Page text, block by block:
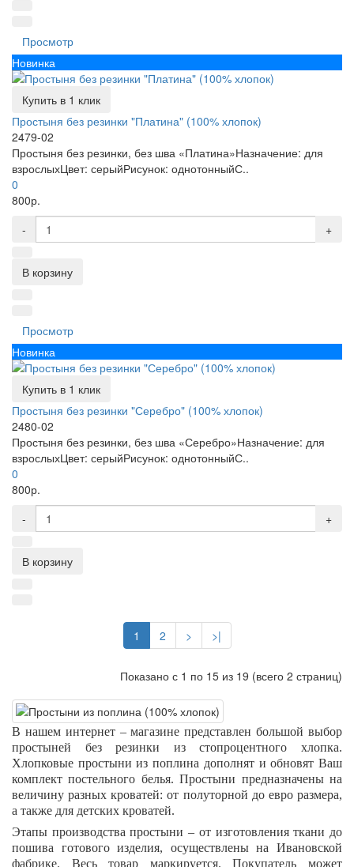
Просмотр
Новинка
Купить в 1 клик
Простыня без резинки "Платина" (100% хлопок)
2479-02
Простыня без резинки, без шва «Платина»Назначение: для
взрослыхЦвет: серыйРисунок: однотонныйС..
0
800р.
-
+
В корзину
Просмотр
Новинка
Купить в 1 клик
Простыня без резинки "Серебро" (100% хлопок)
2480-02
Простыня без резинки, без шва «Серебро»Назначение: для
взрослыхЦвет: серыйРисунок: однотонныйС..
0
800р.
-
+
В корзину
1 2 > >|
Показано с 1 по 15 из 19 (всего 2 страниц)
В нашем интернет – магазине представлен большой выбор
простыней без резинки из стопроцентного хлопка.
Хлопковые простыни из поплина дополнят и обновят Ваш
комплект постельного белья. Простыни предназначены на
величину разных кроватей: от полуторной до евро размера,
а также для детских кроватей.
Этапы производства простыни – от изготовления ткани до
пошива готового изделия, осуществлены на Ивановской
фабрике. Весь товар маркируется. Покупатель может